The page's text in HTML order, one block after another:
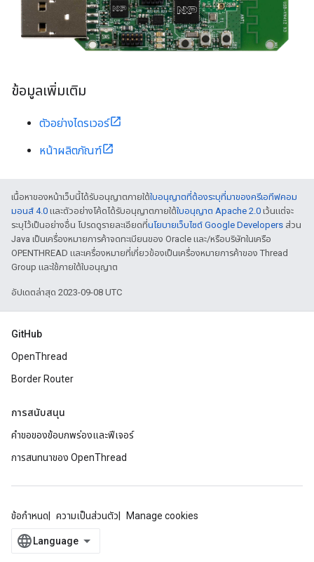
ข้อมูลเพิ่มเติม
ตัวอย่างไดรเวอร์
หน้าผลิตภัณฑ์
เนื้อหาของหน้าเว็บนี้ได้รับอนุญาตภายใต้ใบอนุญาตที่ต้องระบุที่มาของครีเอทีฟคอม
มอนส์ 4.0 และตัวอย่างโค้ดได้รับอนุญาตภายใต้ใบอนุญาต Apache 2.0 เว้นแต่จะ
ระบุไว้เป็นอย่างอื่น โปรดดูรายละเอียดที่นโยบายเว็บไซต์ Google Developers ส่วน
Java เป็นเครื่องหมายการค้าจดทะเบียนของ Oracle และ/หรือบริษัทในเครือ
OPENTHREAD และเครื่องหมายที่เกี่ยวข้องเป็นเครื่องหมายการค้าของ Thread
Group และใช้ภายใต้ใบอนุญาต
อัปเดตล่าสุด 2023-09-08 UTC
GitHub
OpenThread
Border Router
การสนับสนุน
คำขอของข้อบกพร่องและฟีเจอร์
การสนทนาของ OpenThread
ข้อกำหนด ความเป็นส่วนตัว Manage cookies